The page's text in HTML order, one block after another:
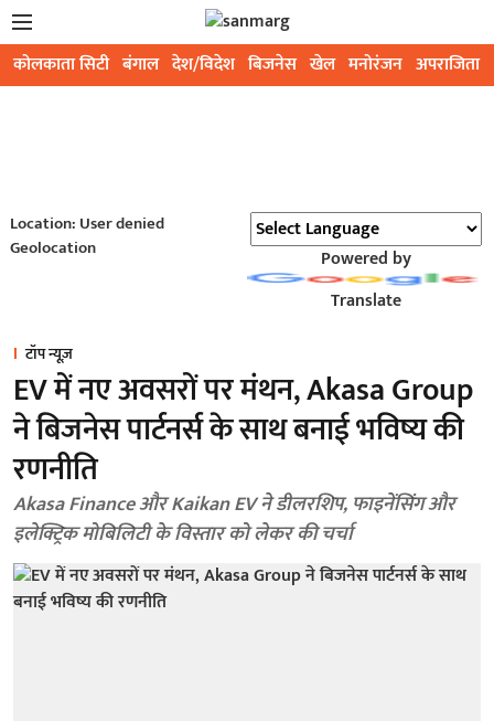
कोलकाता सिटी बंगाल देश/विदेश बिजनेस खेल मनोरंजन अपराजिता
Location: User denied
Geolocation
Powered by
Translate
टॉप न्यूज़
EV में नए अवसरों पर मंथन, Akasa Group
ने बिजनेस पार्टनर्स के साथ बनाई भविष्य की
रणनीति
Akasa Finance और Kaikan EV ने डीलरशिप, फाइनेंसिंग और
इलेक्ट्रिक मोबिलिटी के विस्तार को लेकर की चर्चा